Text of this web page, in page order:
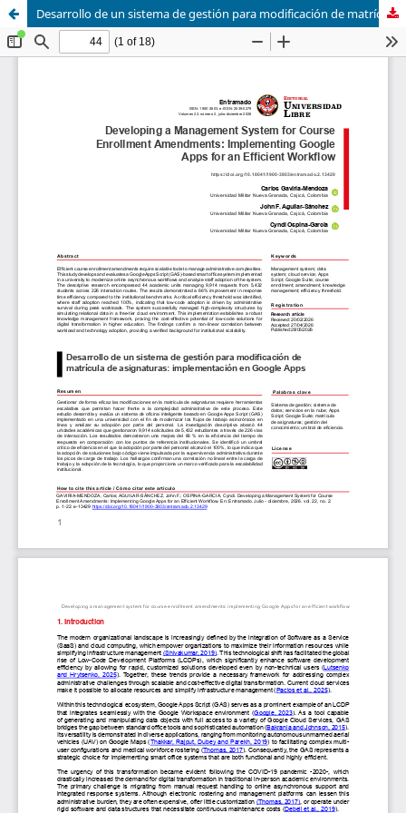
Desarrollo de un sistema de gestión para modificación de matrícula de asignaturas: implementación en Google Apps